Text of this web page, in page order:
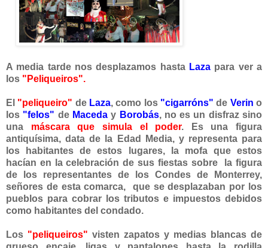
A media tarde nos desplazamos hasta Laza para ver a
los "Peliqueiros".
El "peliqueiro" de Laza, como los "cigarróns" de Verin o
los "felos" de Maceday Borobás, no es un disfraz sino
una máscara que simula el poder. Es una figura
antiquísima, data de la Edad Media, y representa para
los habitantes de estos lugares, la mofa que estos
hacían en la celebración de sus fiestas sobre la figura
de los representantes de los Condes de Monterrey,
señores de esta comarca, que se desplazaban por los
pueblos para cobrar los tributos e impuestos debidos
como habitantes del condado.
Los "peliqueiros" visten zapatos y medias blancas de